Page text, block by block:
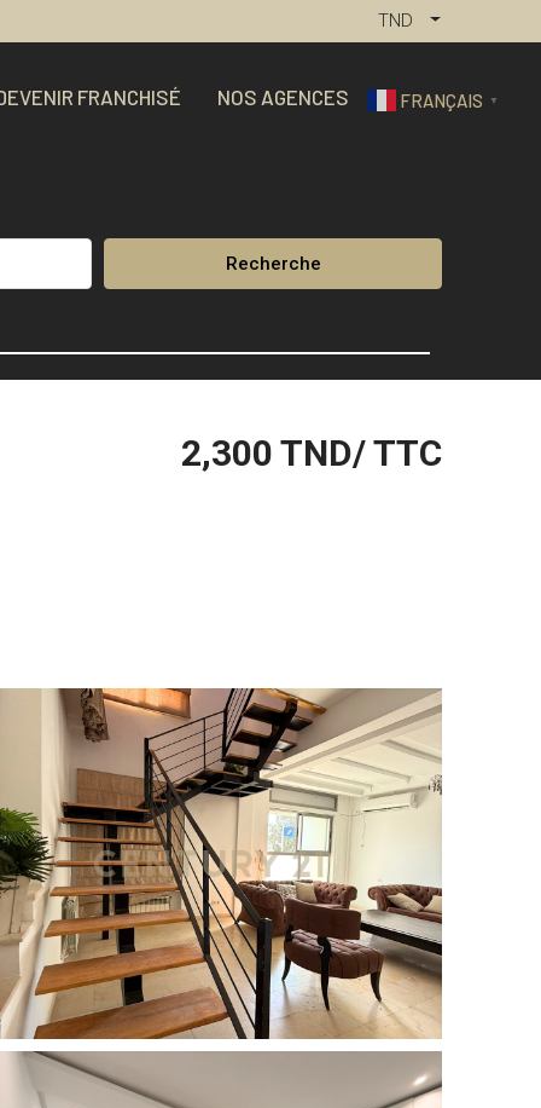
TND
FRANCHISÉ NOS AGENCES FRANÇAIS ▼
Recherche
2,300 TND/ TTC